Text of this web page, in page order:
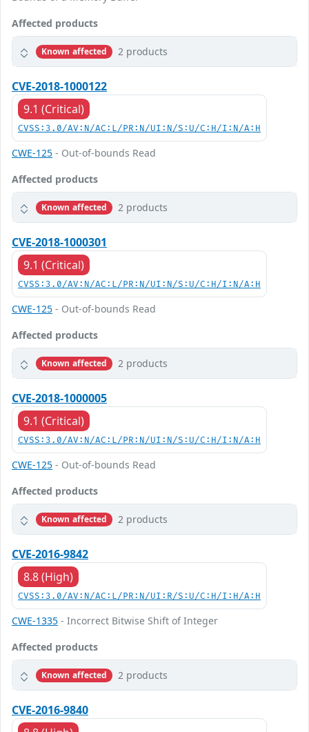
Affected products
Known affected 2 products
CVE-2018-1000122
9.1 (Critical)
CVSS:3.0/AV:N/AC:L/PR:N/UI:N/S:U/C:H/I:N/A:H
CWE-125 - Out-of-bounds Read
Affected products
Known affected 2 products
CVE-2018-1000301
9.1 (Critical)
CVSS:3.0/AV:N/AC:L/PR:N/UI:N/S:U/C:H/I:N/A:H
CWE-125 - Out-of-bounds Read
Affected products
Known affected 2 products
CVE-2018-1000005
9.1 (Critical)
CVSS:3.0/AV:N/AC:L/PR:N/UI:N/S:U/C:H/I:N/A:H
CWE-125 - Out-of-bounds Read
Affected products
Known affected 2 products
CVE-2016-9842
8.8 (High)
CVSS:3.0/AV:N/AC:L/PR:N/UI:R/S:U/C:H/I:H/A:H
CWE-1335 - Incorrect Bitwise Shift of Integer
Affected products
Known affected 2 products
CVE-2016-9840